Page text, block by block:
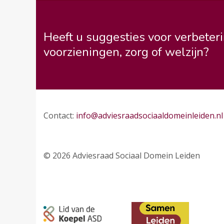
Heeft u suggesties voor
voorzieningen, zorg of welzijn?
Contact: info@adviesraadsociaaldomeinleiden.nl
© 2026 Adviesraad Sociaal Domein Leiden